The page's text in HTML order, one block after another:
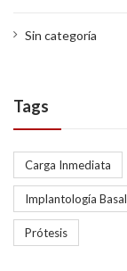
Sin categoría
Tags
Carga Inmediata
Implantología Basal
Prótesis